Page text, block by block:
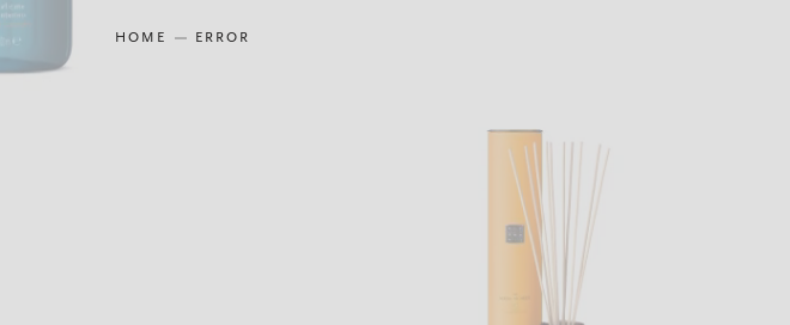
HOME ERROR